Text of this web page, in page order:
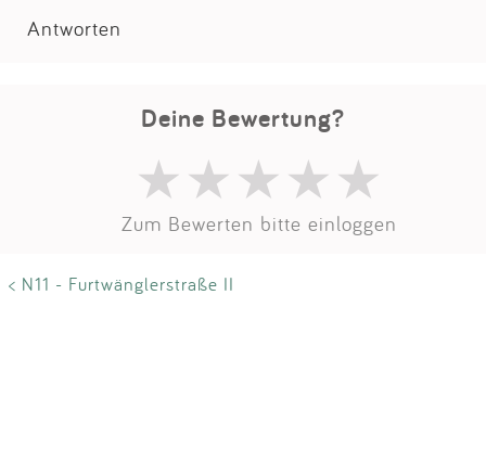
Anmelden
Antworten
Deine Bewertung?
Zum Bewerten bitte einloggen
< N11 - Furtwänglerstraße II